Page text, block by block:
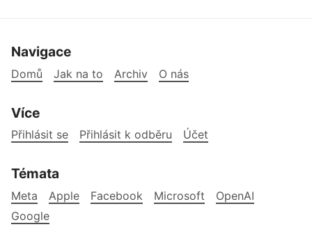
Navigace
Domů Jak na to Archiv O nás
Více
Přihlásit se Přihlásit k odběru Účet
Témata
Meta Apple Facebook Microsoft
OpenAI
Google